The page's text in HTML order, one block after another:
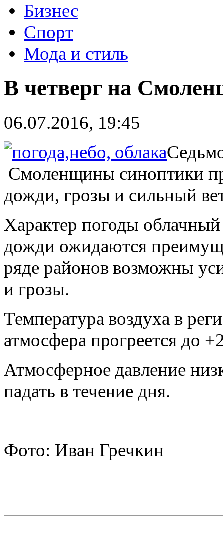
Бизнес
Спорт
Мода и стиль
В четверг на
06.07.2016, 19:45
Смоленщины синоптики
дожди, грозы и сильный
Характер погоды
дожди ожидаются
ряде районов возможны
и грозы.
Температура воздуха в
атмосфера прогреется до
Атмосферное давление
падать в течение дня.
Фото: Иван Гречкин